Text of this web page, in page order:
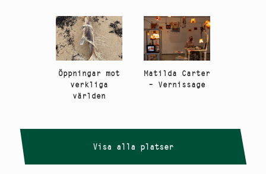
Öppningar mot
verkliga
världen
Matilda Carter
– Vernissage
Visa alla platser